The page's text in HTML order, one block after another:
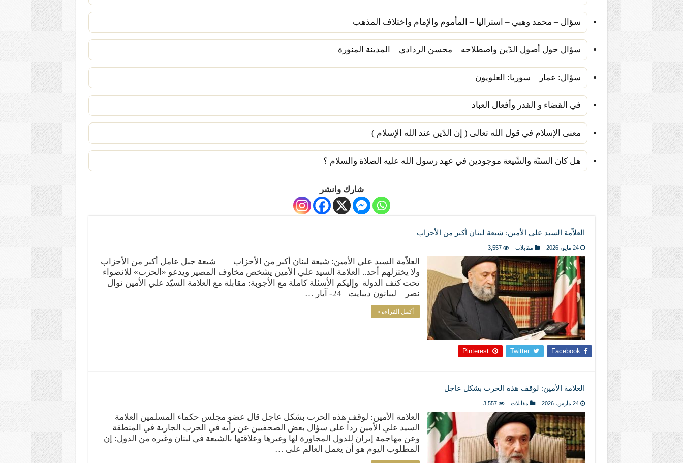
سؤال – محمد وهبي – استراليا – المأموم والإمام واختلاف المذهب
سؤال حول أصول الدّين واصطلاحه – محسن الردادي – المدينة المنورة
سؤال: عمار – سوريا: العلويون
في القضاء و القدر وأفعال العباد
معنى الإسلام في قول الله تعالى ( إن الدّين عند الله الإسلام )
هل كان السنّة والشّيعة موجودين في عهد رسول الله عليه الصلاة والسلام ؟
شارك وانشر
العلاّمة السيد علي الأمين: شيعة لبنان أكبر من الأحزاب
24 مايو، 2026 مقابلات 3,557
العلاّمة السيد علي الأمين: شيعة لبنان أكبر من الأحزاب —– شيعة جبل عامل أكبر من الأحزاب
ولا يختزلهم أحد.. العلامة السيد علي الأمين يشخص مخاوف المصير ويدعو «الحزب» للانضواء
تحت كنف الدولة وإليكم الأسئلة كاملة مع الأجوبة: مقابلة مع العلامة السيّد علي الأمين نوال
نصر – ليبانون ديبايت –24- آيار …
أكمل القراءة »
Facebook
Twitter
Pinterest
العلامة الأمين: لوقف هذه الحرب بشكل عاجل
24 مارس، 2026 مقابلات 3,557
العلامة الأمين: لوقف هذه الحرب بشكل عاجل قال عضو مجلس حكماء المسلمين العلامة
السيد علي الأمين رداً على سؤال بعض الصحفيين عن رأيه في الحرب الجارية في المنطقة
وعن مهاجمة إيران للدول المجاورة لها وغيرها وعلاقتها بالشيعة في لبنان وغيره من الدول: إن
المطلوب اليوم هو أن يعمل العالم على …